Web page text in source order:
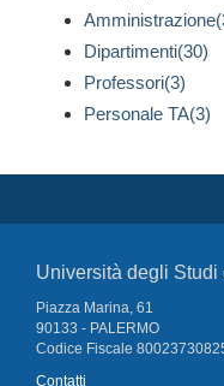
Dipartimenti(30)
Professori(3)
Personale TA(3)
Università degli Studi
Piazza Marina, 61
90133 - PALERMO
Codice Fiscale
Contatti